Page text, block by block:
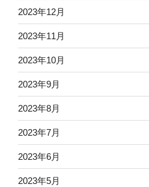
2023年12月
2023年11月
2023年10月
2023年9月
2023年8月
2023年7月
2023年6月
2023年5月